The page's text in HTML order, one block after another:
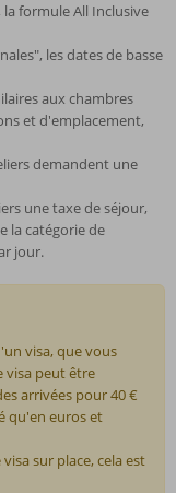
formule All Inclusive
les dates de basse
aux chambres
et d'emplacement,
demandent une
une taxe de séjour,
la catégorie de
jour.
visa, que vous
visa peut être
arrivées pour 40 €
qu'en euros et
sur place, cela est